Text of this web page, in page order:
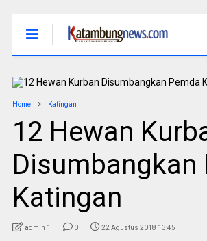
Home Katingan
12 Hewan
Disumbangkan
Katingan
admin 1 0 22 Agustus 2018 13:45